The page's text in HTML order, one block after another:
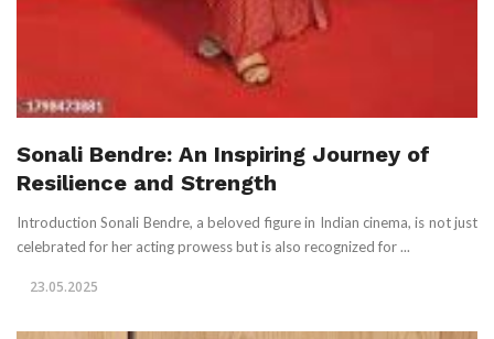
Sonali Bendre: An Inspiring Journey of
Resilience and Strength
Introduction Sonali Bendre, a beloved figure in Indian cinema, is not just
celebrated for her acting prowess but is also recognized for ...
23.05.2025